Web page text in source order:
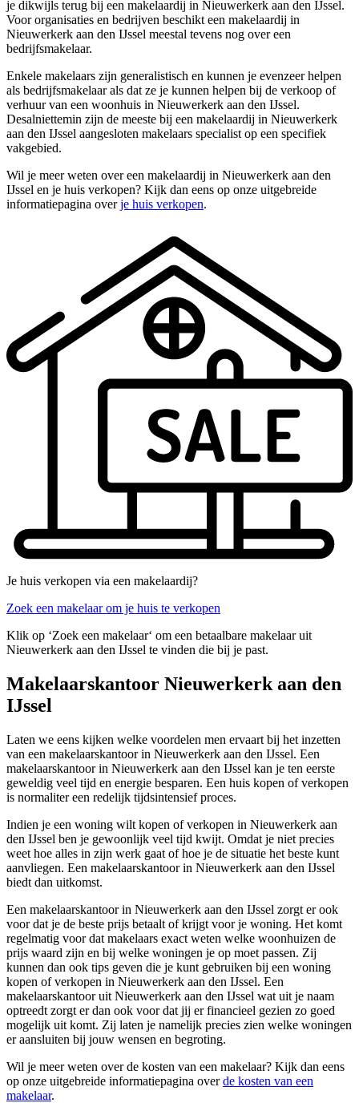
je dikwijls terug bij een makelaardij in Nieuwerkerk aan den IJssel.
Voor organisaties en bedrijven beschikt een makelaardij in
Nieuwerkerk aan den IJssel meestal tevens nog over een
bedrijfsmakelaar.
Enkele makelaars zijn generalistisch en kunnen je evenzeer helpen
als bedrijfsmakelaar als dat ze je kunnen helpen bij de verkoop of
verhuur van een woonhuis in Nieuwerkerk aan den IJssel.
Desalniettemin zijn de meeste bij een makelaardij in Nieuwerkerk
aan den IJssel aangesloten makelaars specialist op een specifiek
vakgebied.
Wil je meer weten over een makelaardij in Nieuwerkerk aan den
IJssel en je huis verkopen? Kijk dan eens op onze uitgebreide
informatiepagina overje huis verkopen.
Je huis verkopen via een makelaardij?
Zoek een makelaar om je huis te verkopen
Klik op ‘Zoek een makelaar‘ om een betaalbare makelaar uit
Nieuwerkerk aan den IJssel te vinden die bij je past.
Makelaarskantoor Nieuwerkerk aan den
IJssel
Laten we eens kijken welke voordelen men ervaart bij het inzetten
van een makelaarskantoor in Nieuwerkerk aan den IJssel. Een
makelaarskantoor in Nieuwerkerk aan den IJssel kan je ten eerste
geweldig veel tijd en energie besparen. Een huis kopen of verkopen
is normaliter een redelijk tijdsintensief proces.
Indien je een woning wilt kopen of verkopen in Nieuwerkerk aan
den IJssel ben je gewoonlijk veel tijd kwijt. Omdat je niet precies
weet hoe alles in zijn werk gaat of hoe je de situatie het beste kunt
aanvliegen. Een makelaarskantoor in Nieuwerkerk aan den IJssel
biedt dan uitkomst.
Een makelaarskantoor in Nieuwerkerk aan den IJssel zorgt er ook
voor dat je de beste prijs betaalt of krijgt voor je woning. Het komt
regelmatig voor dat makelaars exact weten welke woonhuizen de
prijs waard zijn en bij welke woningen je op moet passen. Zij
kunnen dan ook tips geven die je kunt gebruiken bij een woning
kopen of verkopen in Nieuwerkerk aan den IJssel. Een
makelaarskantoor uit Nieuwerkerk aan den IJssel wat uit je naam
optreedt zorgt er dan ook voor dat jij er financieel gezien zo goed
mogelijk uit komt. Zij laten je namelijk precies zien welke woningen
er aansluiten bij jouw wensen en begroting.
Wil je meer weten over de kosten van een makelaar? Kijk dan eens
op onze uitgebreide informatiepagina overde kosten van een
makelaar.